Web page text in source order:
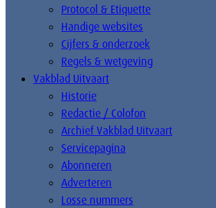
Protocol & Etiquette
Handige websites
Cijfers & onderzoek
Regels & wetgeving
Vakblad Uitvaart
Historie
Redactie / Colofon
Archief Vakblad Uitvaart
Servicepagina
Abonneren
Adverteren
Losse nummers